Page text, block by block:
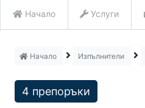
Начало Услуги
Начало Изпълнители
4 препоръки